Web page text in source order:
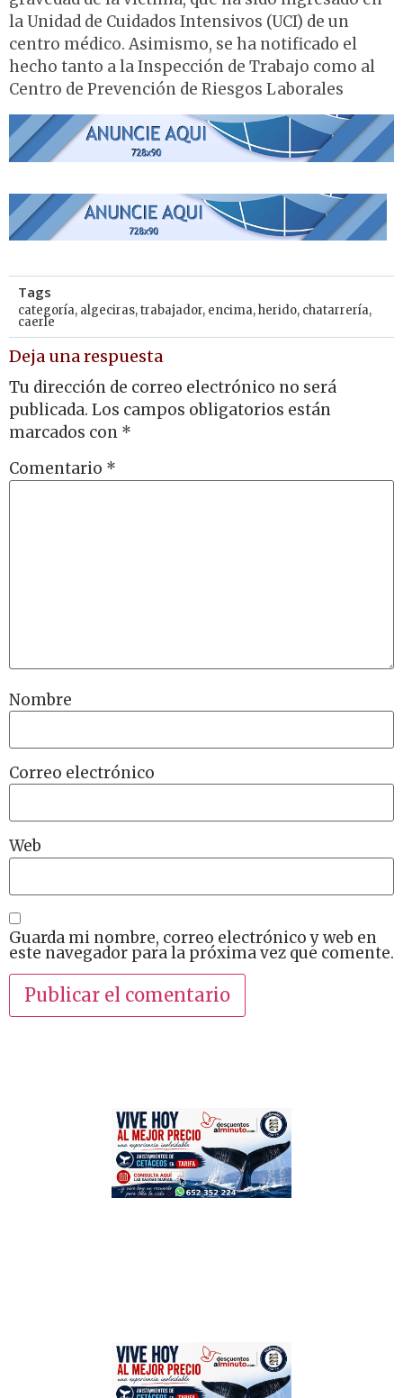
la Unidad de Cuidados Intensivos (UCI) de un
centro médico. Asimismo, se ha notificado el
hecho tanto a la Inspección de Trabajo como al
Centro de Prevención de Riesgos Laborales
Tags
categoría, algeciras,trabajador, encima,herido, chatarrería,
caerle
Deja una respuesta
Tu dirección de correo electrónico no será
publicada. Los campos obligatorios están
marcados con *
Comentario *
Nombre
Correo electrónico
Web
Guarda mi nombre, correo electrónico y web en
este navegador para la próxima vez que comente.